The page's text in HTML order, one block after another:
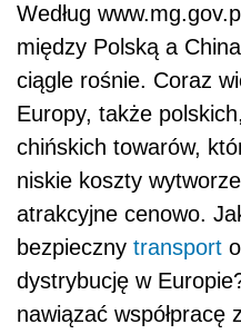
Według
między Polską a
ciągle rośnie. Coraz
Europy, także
chińskich towarów,
niskie koszty
atrakcyjne cenowo.
bezpieczny transport
dystrybucję w
nawiązać współpracę